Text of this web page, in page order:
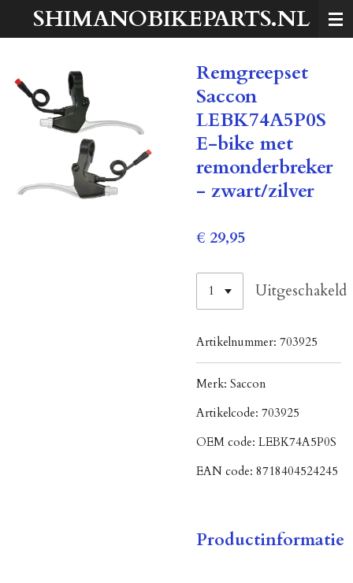
hoofdinhoud
SHIMANOBIKEPARTS.NL
Remgreepset
Saccon
LEBK74A5P0S
E-bike met
remonderbreker
- zwart/zilver
€ 29,95
Uitgeschakeld
Artikelnummer: 703925
Merk: Saccon
Artikelcode: 703925
OEM code: LEBK74A5P0S
EAN code: 8718404524245
Productinformatie